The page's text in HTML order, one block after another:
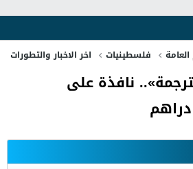
فلسطينيات اخر الاخبار والتطورات
نافذة على